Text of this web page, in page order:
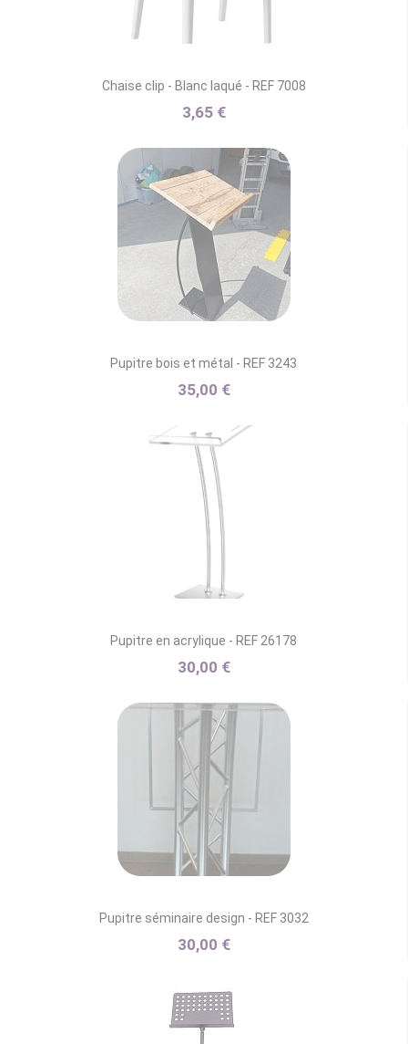
Chaise clip - Blanc laqué - REF 7008
3,65 €
Pupitre bois et métal - REF 3243
35,00 €
Pupitre en acrylique - REF 26178
30,00 €
Pupitre séminaire design - REF 3032
30,00 €